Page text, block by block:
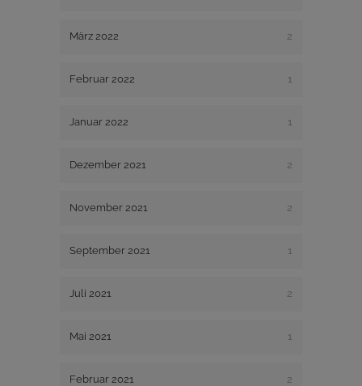
März 2022 2
Februar 2022 1
Januar 2022 1
Dezember 2021 2
November 2021 2
September 2021 1
Juli 2021 2
Mai 2021 1
Februar 2021 2